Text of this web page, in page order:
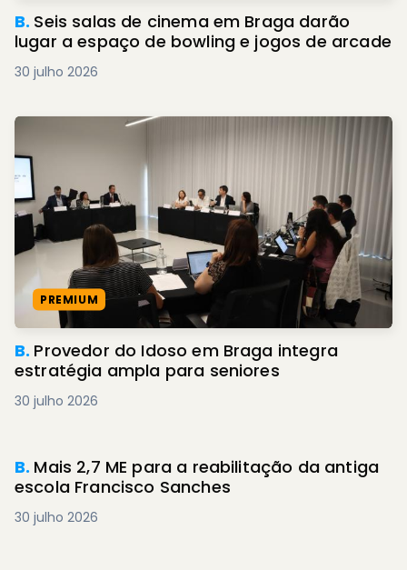
B. Seis salas de cinema em Braga darão
lugar a espaço de bowling e jogos de arcade
30 julho 2026
PREMIUM
B. Provedor do Idoso em Braga integra
estratégia ampla para seniores
30 julho 2026
B. Mais 2,7 ME para a reabilitação da antiga
escola Francisco Sanches
30 julho 2026